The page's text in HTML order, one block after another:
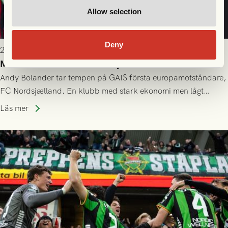
Allow selection
Deny
2026-07-21 11:30
Motståndarkollen: FC Nordsjælland
Andy Bolander tar tempen på GAIS första europamotståndare,
FC Nordsjælland. En klubb med stark ekonomi men lågt
publiksnitt, ett lag med både kollektiv styrka och individuell
Läs mer